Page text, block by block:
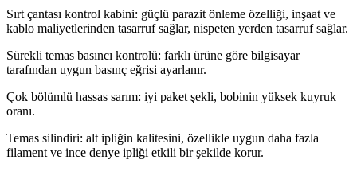
Sırt çantası kontrol kabini: güçlü parazit önleme özelliği, inşaat ve
kablo maliyetlerinden tasarruf sağlar, nispeten yerden tasarruf sağlar.
Sürekli temas basıncı kontrolü: farklı ürüne göre bilgisayar
tarafından uygun basınç eğrisi ayarlanır.
Çok bölümlü hassas sarım: iyi paket şekli, bobinin yüksek kuyruk
oranı.
Temas silindiri: alt ipliğin kalitesini, özellikle uygun daha fazla
filament ve ince denye ipliği etkili bir şekilde korur.